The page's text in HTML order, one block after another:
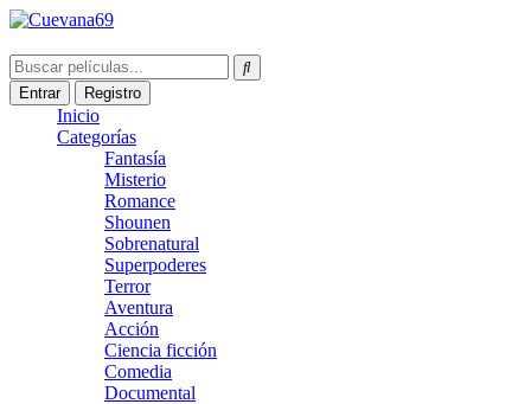
Entrar Registro
Inicio
Categorías
Fantasía
Misterio
Romance
Shounen
Sobrenatural
Superpoderes
Terror
Aventura
Acción
Ciencia ficción
Comedia
Documental